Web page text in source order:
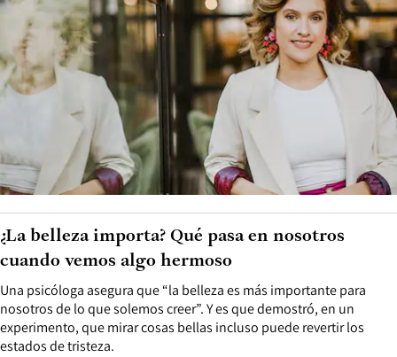
Una psicóloga asegura que “la belleza es más importante para
nosotros de lo que solemos creer”. Y es que demostró, en un
experimento, que mirar cosas bellas incluso puede revertir los
estados de tristeza.
¿La belleza importa? Qué pasa en nosotros
cuando vemos algo hermoso